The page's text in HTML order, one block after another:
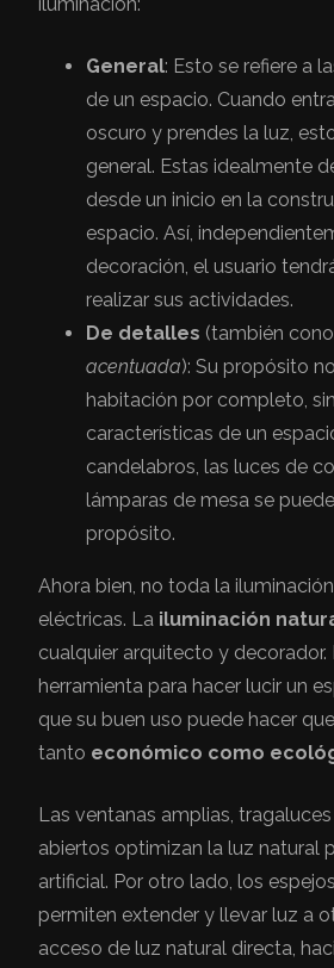
General: Esto se refiere a
de un espacio. Cuando
oscuro y prendes la luz,
general. Estas idealmente
desde un inicio en la
espacio. Así,
decoración, el usuario
realizar sus actividades.
De detalles (también
acentuada): Su propósito
habitación por completo,
características de un
candelabros, las luces de
lámparas de mesa se
propósito.
Ahora bien, no toda la
eléctricas. La iluminación
cualquier arquitecto y decorador.
herramienta para hacer lucir un
que su buen uso puede hacer
tanto económico como
Las ventanas amplias,
abiertos optimizan la luz natural
artificial. Por otro lado, los
permiten extender y llevar luz a
acceso de luz natural directa,